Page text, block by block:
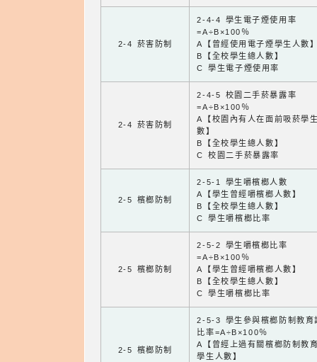
2-4 菸害防制
2-4-4 學生電子煙使用率
=A÷B×100％
A【曾經使用電子煙學生人數
B【全校學生總人數】
C 學生電子煙使用率
2-4 菸害防制
2-4-5 校園二手菸暴露率
=A÷B×100％
A【校園內有人在面前吸菸學
數】
B【全校學生總人數】
C 校園二手菸暴露率
2-5 檳榔防制
2-5-1 學生嚼檳榔人數
A【學生曾經嚼檳榔人數】
B【全校學生總人數】
C 學生嚼檳榔比率
2-5 檳榔防制
2-5-2 學生嚼檳榔比率
=A÷B×100％
A【學生曾經嚼檳榔人數】
B【全校學生總人數】
C 學生嚼檳榔比率
2-5 檳榔防制
2-5-3 學生參與檳榔防制教育
比率=A÷B×100％
A【曾經上過有關檳榔防制教
學生人數】